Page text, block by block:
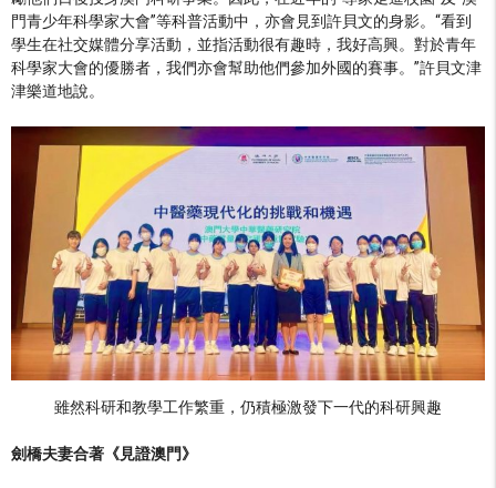
門青少年科學家大會”等科普活動中，亦會見到許貝文的身影。“看到
學生在社交媒體分享活動，並指活動很有趣時，我好高興。對於青年
科學家大會的優勝者，我們亦會幫助他們參加外國的賽事。”許貝文津
津樂道地說。
雖然科研和教學工作繁重，仍積極激發下一代的科研興趣
劍橋夫妻合著《見證澳門》